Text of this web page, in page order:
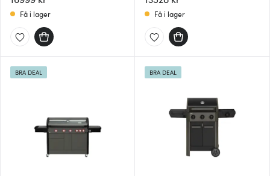
Få i lager Få i lager
BRA DEAL BRA DEAL